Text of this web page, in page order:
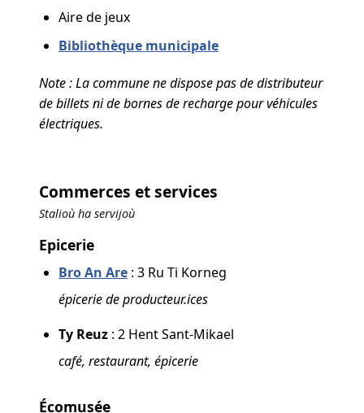
Aire de jeux
Bibliothèque municipale
Note : La commune ne dispose pas de distributeur
de billets ni de bornes de recharge pour véhicules
électriques.
Commerces et services
Stalioù ha servijoù
Epicerie
Bro An Are : 3 Ru Ti Korneg
épicerie de producteur.ices
Ty Reuz : 2 Hent Sant-Mikael
café, restaurant, épicerie
Écomusée